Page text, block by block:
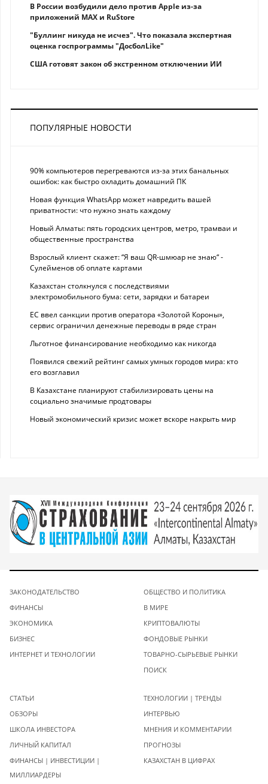
В России возбудили дело против Apple из-за
приложений MAX и RuStore
"Буллинг никуда не исчез". Что показала экспертная
оценка госпрограммы "ДосболLike"
США готовят закон об экстренном отключении ИИ
ПОПУЛЯРНЫЕ НОВОСТИ
90% компьютеров перегреваются из-за этих банальных
ошибок: как быстро охладить домашний ПК
Новая функция WhatsApp может навредить вашей
приватности: что нужно знать каждому
Новый Алматы: пять городских центров, метро, трамваи и
общественные пространства
Взрослый клиент скажет: “Я ваш QR-шмюар не знаю“ -
Сулейменов об оплате картами
Казахстан столкнулся с последствиями
электромобильного бума: сети, зарядки и батареи
ЕС ввел санкции против оператора «Золотой Короны»,
сервис ограничил денежные переводы в ряде стран
Льготное финансирование необходимо как никогда
Появился свежий рейтинг самых умных городов мира: кто
его возглавил
В Казахстане планируют стабилизировать цены на
социально значимые продтовары
Новый экономический кризис может вскоре накрыть мир
ЗАКОНОДАТЕЛЬСТВО
ФИНАНСЫ
ЭКОНОМИКА
БИЗНЕС
ИНТЕРНЕТ И ТЕХНОЛОГИИ
ОБЩЕСТВО И ПОЛИТИКА
В МИРЕ
КРИПТОВАЛЮТЫ
ФОНДОВЫЕ РЫНКИ
ТОВАРНО-СЫРЬЕВЫЕ РЫНКИ
ПОИСК
СТАТЬИ
ОБЗОРЫ
ШКОЛА ИНВЕСТОРА
ЛИЧНЫЙ КАПИТАЛ
ФИНАНСЫ | ИНВЕСТИЦИИ |
МИЛЛИАРДЕРЫ
ТЕХНОЛОГИИ | ТРЕНДЫ
ИНТЕРВЬЮ
МНЕНИЯ И КОММЕНТАРИИ
ПРОГНОЗЫ
КАЗАХСТАН В ЦИФРАХ